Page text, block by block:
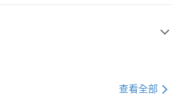
查看全部